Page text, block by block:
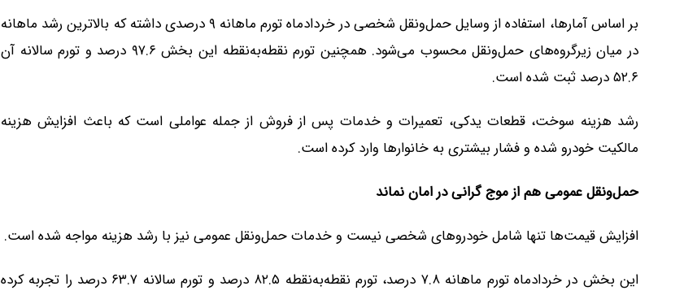
بر اساس آمارها، استفاده از وسایل حمل‌ونقل شخصی در خردادماه تورم ماهانه ۹ درصدی داشته که بالاترین رشد ماهانه
در میان زیرگروه‌های حمل‌ونقل محسوب می‌شود. همچنین تورم نقطه‌به‌نقطه این بخش ۹۷.۶ درصد و تورم سالانه آن
۵۲.۶ درصد ثبت شده است.
رشد هزینه سوخت، قطعات یدکی، تعمیرات و خدمات پس از فروش از جمله عواملی است که باعث افزایش هزینه
مالکیت خودرو شده و فشار بیشتری به خانوارها وارد کرده است.
حمل‌ونقل عمومی هم از موج گرانی در امان نماند
افزایش قیمت‌ها تنها شامل خودروهای شخصی نیست و خدمات حمل‌ونقل عمومی نیز با رشد هزینه مواجه شده است.
این بخش در خردادماه تورم ماهانه ۷.۸ درصد، تورم نقطه‌به‌نقطه ۸۲.۵ درصد و تورم سالانه ۶۳.۷ درصد را تجربه کرده